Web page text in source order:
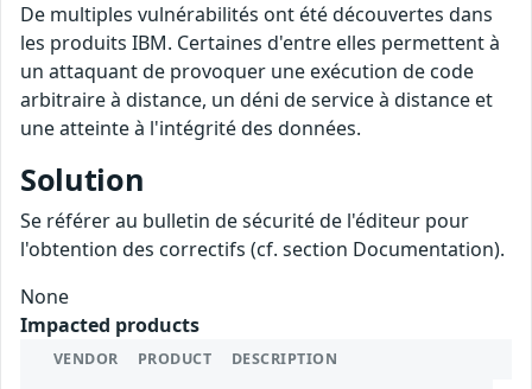
De multiples vulnérabilités ont été découvertes dans
les produits IBM. Certaines d'entre elles permettent à
un attaquant de provoquer une exécution de code
arbitraire à distance, un déni de service à distance et
une atteinte à l'intégrité des données.
Solution
Se référer au bulletin de sécurité de l'éditeur pour
l'obtention des correctifs (cf. section Documentation).
None
Impacted products
VENDOR PRODUCT DESCRIPTION